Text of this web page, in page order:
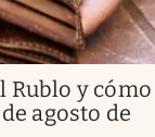
Rublo y cómo
agosto de